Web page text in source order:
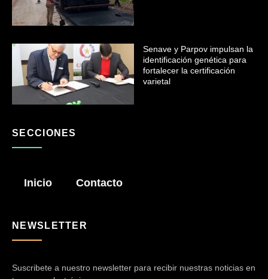
Senave y Parpov impulsan la
identificación genética para
fortalecer la certificación
varietal
SECCIONES
Inicio Contacto
NEWSLETTER
Suscribete a nuestro newsletter para recibir nuestras noticias en